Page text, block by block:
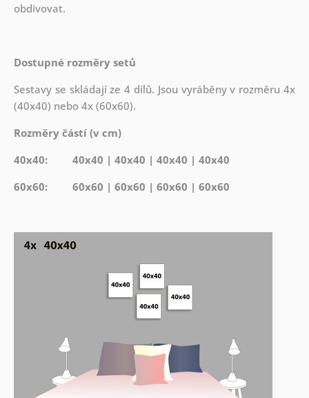
obdivovat.
Dostupné rozměry setů
Sestavy se skládají ze 4 dílů. Jsou vyráběny v rozměru 4x
(40x40) nebo 4x (60x60).
Rozměry částí (v cm)
40x40: 40x40 | 40x40 | 40x40 | 40x40
60x60: 60x60 | 60x60 | 60x60 | 60x60